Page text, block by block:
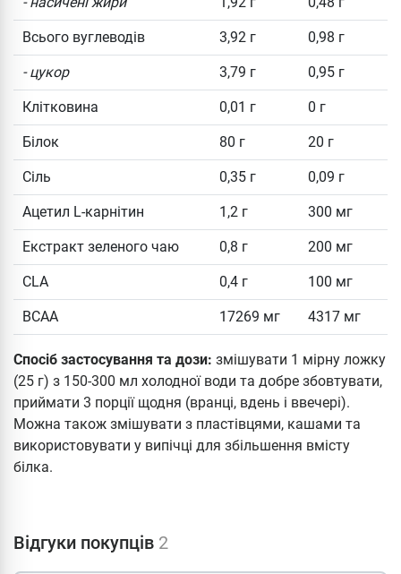
Всього вуглеводів 3,92 г 0,98 г
- цукор 3,79 г 0,95 г
Клітковина 0,01 г 0 г
Білок 80 г 20 г
Сіль 0,35 г 0,09 г
Ацетил L-карнітин 1,2 г 300 мг
Екстракт зеленого чаю 0,8 г 200 мг
CLA 0,4 г 100 мг
BCAA 17269 мг 4317 мг
Спосіб застосування та дози: змішувати 1 мірну ложку
(25 г) з 150-300 мл холодної води та добре збовтувати,
приймати 3 порції щодня (вранці, вдень і ввечері).
Можна також змішувати з пластівцями, кашами та
використовувати у випічці для збільшення вмісту
білка.
Відгуки покупців 2